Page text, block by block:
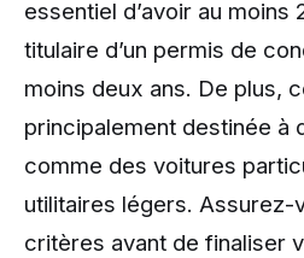
essentiel d’avoir au moins
titulaire d’un permis de
moins deux ans. De plus,
principalement destinée à
comme des voitures
utilitaires légers.
critères avant de finaliser